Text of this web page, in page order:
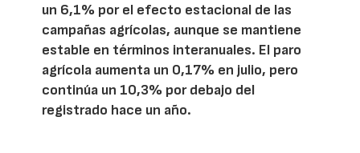
un 6,1% por el efecto estacional de las
campañas agrícolas, aunque se mantiene
estable en términos interanuales. El paro
agrícola aumenta un 0,17% en julio, pero
continúa un 10,3% por debajo del
registrado hace un año.